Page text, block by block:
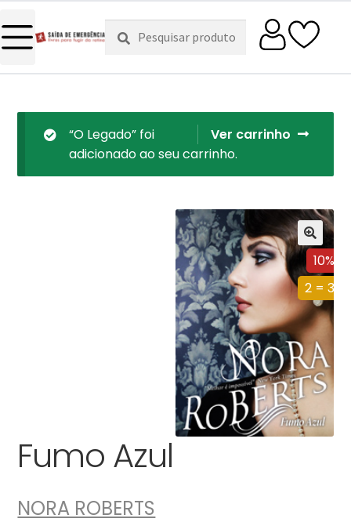
Pesquisar
por:
Pesquisa
Ver carrinho
“O Legado” foi
adicionado ao seu carrinho.
10%
2 = 3
Fumo Azul
NORA ROBERTS